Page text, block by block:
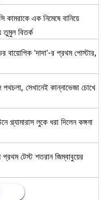
এক নিমেষে বানিয়ে
তুমুল বিতর্ক
'দাদা'-র প্রথম পোস্টার,
সেখানেই কান্নাভেজা চোখে
লুকে ধরা দিলেন কঙ্গনা
টেস্ট শতরান জিম্বাবুয়ের